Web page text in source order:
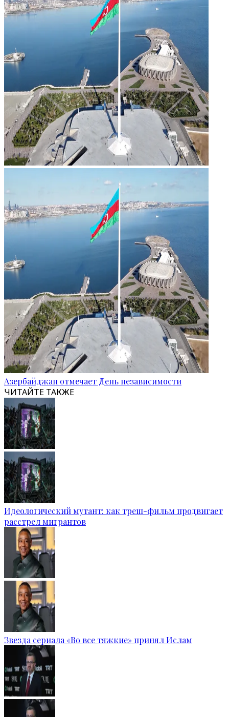
Азербайджан отмечает День независимости
ЧИТАЙТЕ ТАКЖЕ
Идеологический мутант: как треш-фильм продвигает
расстрел мигрантов
Звезда сериала «Во все тяжкие» принял Ислам